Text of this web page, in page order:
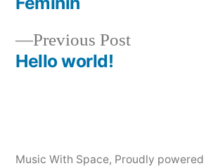
Previous PostPrevious
Hello world!
Music With Space, Proudly